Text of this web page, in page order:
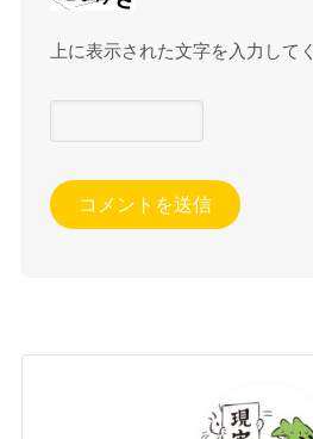
上に表示された文字を入力して